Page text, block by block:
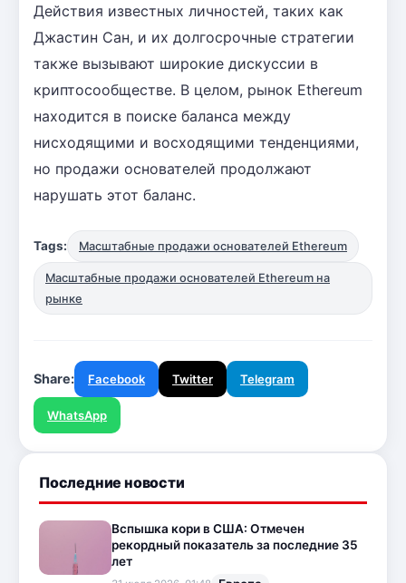
Действия известных личностей, таких как
Джастин Сан, и их долгосрочные стратегии
также вызывают широкие дискуссии в
криптосообществе. В целом, рынок Ethereum
находится в поиске баланса между
нисходящими и восходящими тенденциями,
но продажи основателей продолжают
нарушать этот баланс.
Tags: Масштабные продажи основателей Ethereum
Масштабные продажи основателей Ethereum на
рынке
Share: Facebook Twitter Telegram
WhatsApp
Последние новости
Вспышка кори в США: Отмечен
рекордный показатель за последние 35
лет